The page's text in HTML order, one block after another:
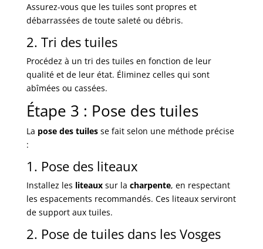
Assurez-vous que les tuiles sont propres et
débarrassées de toute saleté ou débris.
2. Tri des tuiles
Procédez à un tri des tuiles en fonction de leur
qualité et de leur état. Éliminez celles qui sont
abîmées ou cassées.
Étape 3 : Pose des tuiles
La pose des tuilesse fait selon une méthode précise
:
1. Pose des liteaux
Installez les liteauxsur la charpente, en respectant
les espacements recommandés. Ces liteaux serviront
de support aux tuiles.
2. Pose de tuiles dans les Vosges